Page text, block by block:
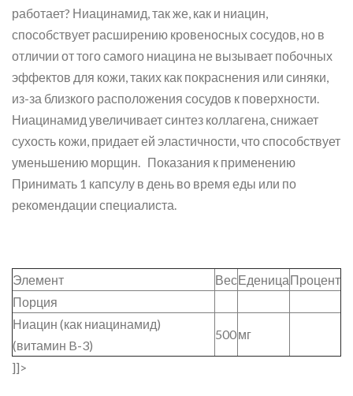
работает? Ниацинамид, так же, как и ниацин,
способствует расширению кровеносных сосудов, но в
отличии от того самого ниацина не вызывает побочных
эффектов для кожи, таких как покраснения или синяки,
из-за близкого расположения сосудов к поверхности.
Ниацинамид увеличивает синтез коллагена, снижает
сухость кожи, придает ей эластичности, что способствует
уменьшению морщин. Показания к применению
Принимать 1 капсулу в день во время еды или по
рекомендации специалиста.
Элемент ВесЕденицаПроцент
Порция
Ниацин (как ниацинамид)
(витамин B-3)
500мг
]]>